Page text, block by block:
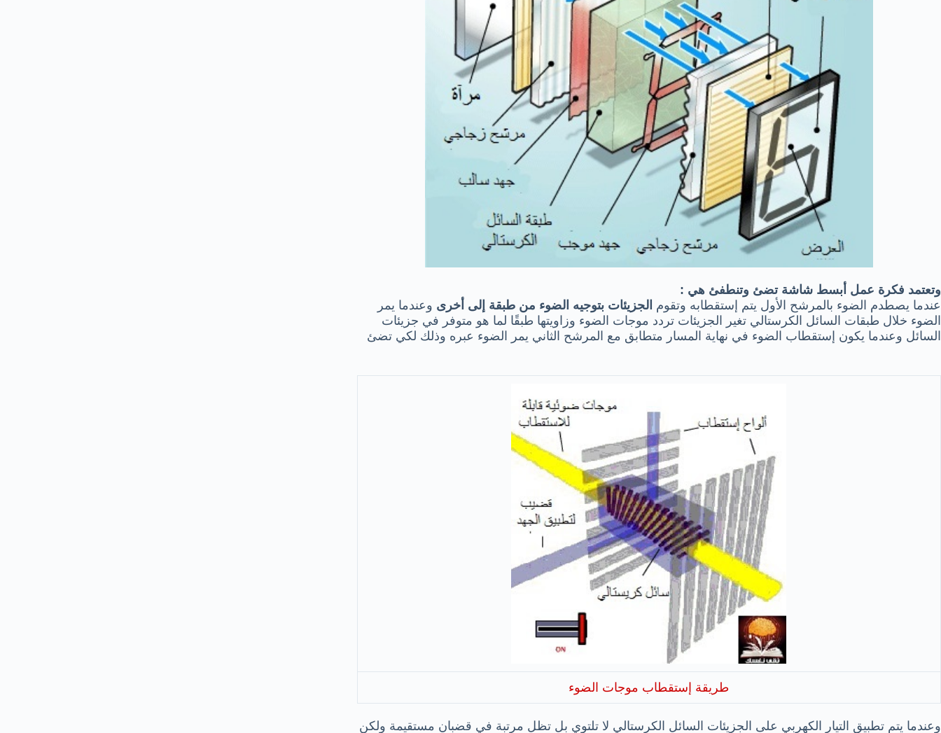
وتعتمد فكرة عمل أبسط شاشة تضئ وتنطفئ هي :
عندما يصطدم الضوء بالمرشح الأول يتم إستقطابه وتقوم الجزيئات بتوجيه الضوء من طبقة إلى أخرى وعندما يمر
الضوء خلال طبقات السائل الكرستالي تغير الجزيئات تردد موجات الضوء وزاويتها طبقًا لما هو متوفر في جزيئات
السائل وعندما يكون إستقطاب الضوء في نهاية المسار متطابق مع المرشح الثاني يمر الضوء عبره وذلك لكي تضئ
طريقة إستقطاب موجات الضوء
وعندما يتم تطبيق التيار الكهربي على الجزيئات السائل الكرستالي لا تلتوي بل تظل مرتبة في قضبان مستقيمة ولكن